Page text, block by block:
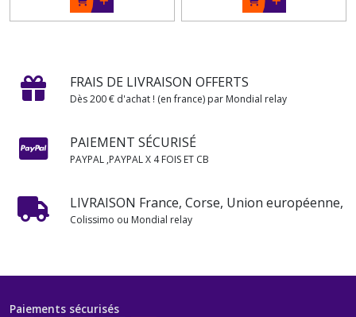
FRAIS DE LIVRAISON OFFERTS
Dès 200 € d'achat ! (en france) par Mondial relay
PAIEMENT SÉCURISÉ
PAYPAL ,PAYPAL X 4 FOIS ET CB
LIVRAISON France, Corse, Union européenne,
Colissimo ou Mondial relay
Paiements sécurisés